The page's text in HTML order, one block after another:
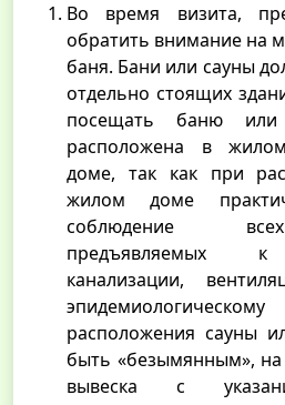
Во время визита,
обратить внимание на
баня. Бани или сауны
отдельно стоящих
посещать баню
расположена в
доме, так как при
жилом доме
соблюдение
предъявляемых к
канализации,
расположения сауны
быть «безымянным»,
вывеска с